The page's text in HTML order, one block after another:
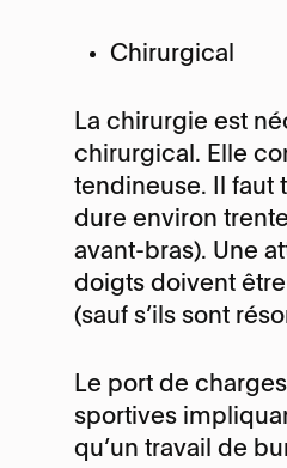
Chirurgical
La chirurgie est
chirurgical. Elle
tendineuse. Il faut
dure environ
avant-bras). Une
doigts doivent
(sauf s’ils sont
Le port de
sportives
qu’un travail de